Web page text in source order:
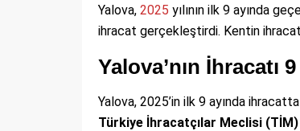
Yalova, 2025 yılının ilk 9 ayında
ihracat gerçekleştirdi. Kentin
Yalova’nın İhracatı
Yalova, 2025’in ilk 9 ayında
Türkiye İhracatçılar Meclisi (TİM)